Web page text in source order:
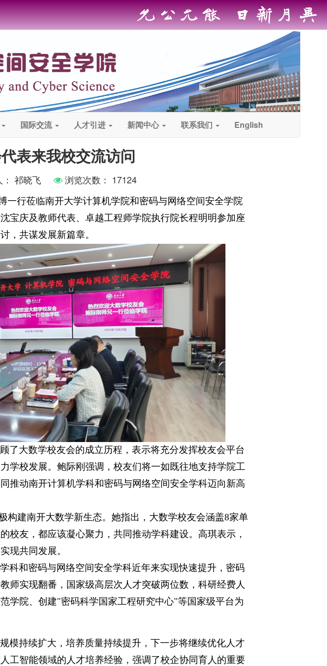
国际交流 人才引进 新闻中心 联系我们 English
表来我校交流访问
祁晓飞 浏览次数： 17124
一行莅临南开大学计算机学院和密码与网络空间安全学院
宝庆及教师代表、卓越工程师学院执行院长程明明参加座
，共谋发展新篇章。
了大数学校友会的成立历程，表示将充分发挥校友会平台
学校发展。鲍际刚强调，校友们将一如既往地支持学院工
推动南开计算机学科和密码与网络空间安全学科迈向新高
建南开大数学新生态。她指出，大数学校友会涵盖8家单
校友，都应该凝心聚力，共同推动学科建设。高琪表示，
现共同发展。
科和密码与网络空间安全学科近年来实现快速提升，密码
师实现翻番，国家级高层次人才突破两位数，科研经费人
学院、创建"密码科学国家工程研究中心"等国家级平台为
模持续扩大，培养质量持续提升，下一步将继续优化人才
工智能领域的人才培养经验，强调了校企协同育人的重要